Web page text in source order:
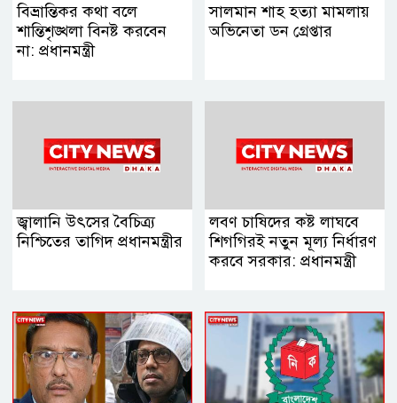
বিভ্রান্তিকর কথা বলে
শান্তিশৃঙ্খলা বিনষ্ট করবেন
না: প্রধানমন্ত্রী
সালমান শাহ হত্যা মামলায়
অভিনেতা ডন গ্রেপ্তার
জ্বালানি উৎসের বৈচিত্র্য
নিশ্চিতের তাগিদ প্রধানমন্ত্রীর
লবণ চাষিদের কষ্ট লাঘবে
শিগগিরই নতুন মূল্য নির্ধারণ
করবে সরকার: প্রধানমন্ত্রী